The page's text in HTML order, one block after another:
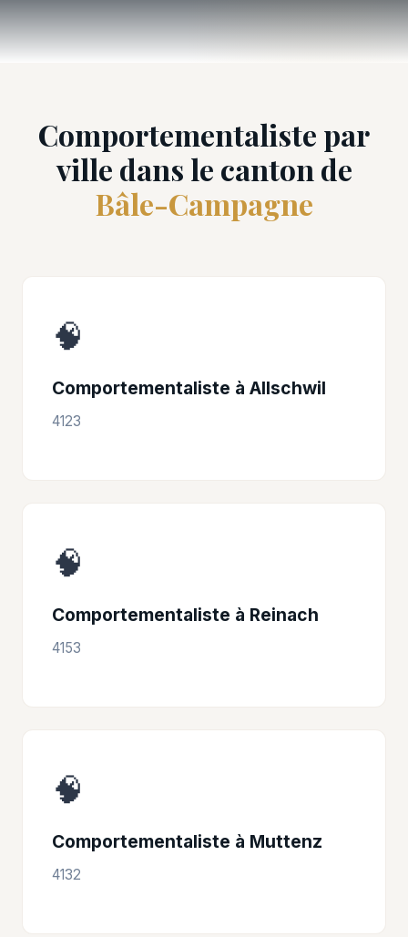
Comportementaliste par
ville dans le canton de
Bâle-Campagne
🧠
Comportementaliste à Allschwil
4123
🧠
Comportementaliste à Reinach
4153
🧠
Comportementaliste à Muttenz
4132